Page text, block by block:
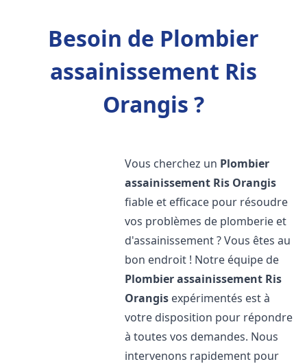
Besoin de Plombier
assainissement Ris
Orangis ?
Vous cherchez un Plombier
assainissement Ris Orangis
fiable et efficace pour résoudre
vos problèmes de plomberie et
d'assainissement ? Vous êtes au
bon endroit ! Notre équipe de
Plombier assainissement Ris
Orangis expérimentés est à
votre disposition pour répondre
à toutes vos demandes. Nous
intervenons rapidement pour